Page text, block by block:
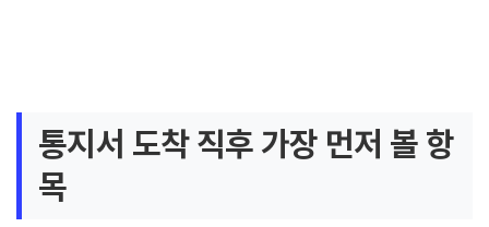
통지서 도착 직후 가장 먼저 볼 항
목